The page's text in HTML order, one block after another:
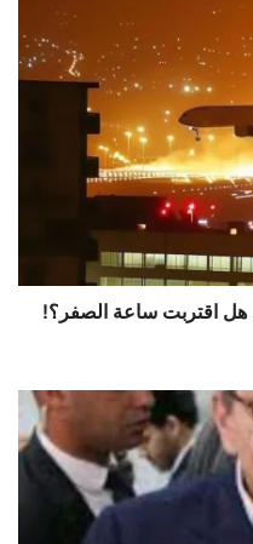
اقتربت ساعة الصفر؟!